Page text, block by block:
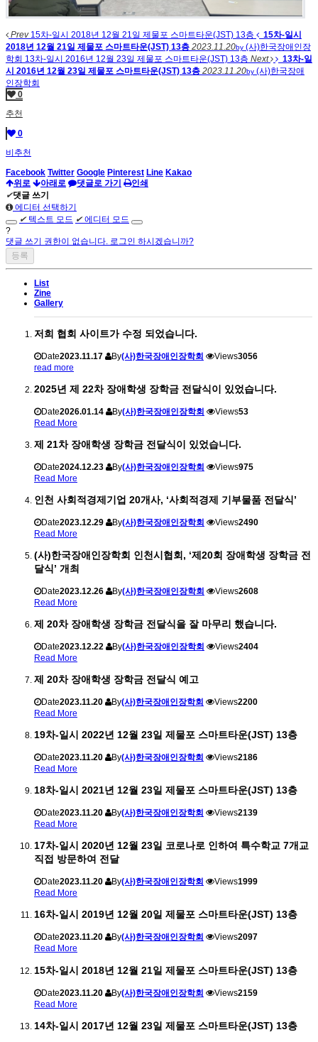
Prev15차-일시 2018년 12월 21일 제물포 스마트타운(JST) 13층
15차-일시
2018년 12월 21일 제물포 스마트타운(JST) 13층 2023.11.20by (사)한국장애인장
학회 13차-일시 2016년 12월 23일 제물포 스마트타운(JST) 13층 Next
13차-일
시 2016년 12월 23일 제물포 스마트타운(JST) 13층 2023.11.20by (사)한국장애
인장학회
0
추천
0
비추천
Facebook Twitter Google Pinterest Line Kakao
위로
아래로 댓글로 가기
인쇄
✔댓글 쓰기
에디터 선택하기
✔ 텍스트 모드 ✔에디터 모드
?
댓글 쓰기 권한이 없습니다. 로그인 하시겠습니까?
List
Zine
Gallery
저희 협회 사이트가 수정 되었습니다.
Date2023.11.17 By(사)한국장애인장학회 Views3056
read more
2025년 제 22차 장애학생 장학금 전달식이 있었습니다.
Date2026.01.14 By(사)한국장애인장학회 Views53
Read More
제 21차 장애학생 장학금 전달식이 있었습니다.
Date2024.12.23 By(사)한국장애인장학회 Views975
Read More
인천 사회적경제기업 20개사, ‘사회적경제 기부물품 전달식’
Date2023.12.29 By(사)한국장애인장학회 Views2490
Read More
(사)한국장애인장학회 인천시협회, ‘제20회 장애학생 장학금 전
달식’ 개최
Date2023.12.26 By(사)한국장애인장학회 Views2608
Read More
제 20차 장애학생 장학금 전달식을 잘 마무리 했습니다.
Date2023.12.22 By(사)한국장애인장학회 Views2404
Read More
제 20차 장애학생 장학금 전달식 예고
Date2023.11.20 By(사)한국장애인장학회 Views2200
Read More
19차-일시 2022년 12월 23일 제물포 스마트타운(JST) 13층
Date2023.11.20 By(사)한국장애인장학회 Views2186
Read More
18차-일시 2021년 12월 23일 제물포 스마트타운(JST) 13층
Date2023.11.20 By(사)한국장애인장학회 Views2139
Read More
17차-일시 2020년 12월 23일 코로나로 인하여 특수학교 7개교
직접 방문하여 전달
Date2023.11.20 By(사)한국장애인장학회 Views1999
Read More
16차-일시 2019년 12월 20일 제물포 스마트타운(JST) 13층
Date2023.11.20 By(사)한국장애인장학회 Views2097
Read More
15차-일시 2018년 12월 21일 제물포 스마트타운(JST) 13층
Date2023.11.20 By(사)한국장애인장학회 Views2159
Read More
14차-일시 2017년 12월 23일 제물포 스마트타운(JST) 13층